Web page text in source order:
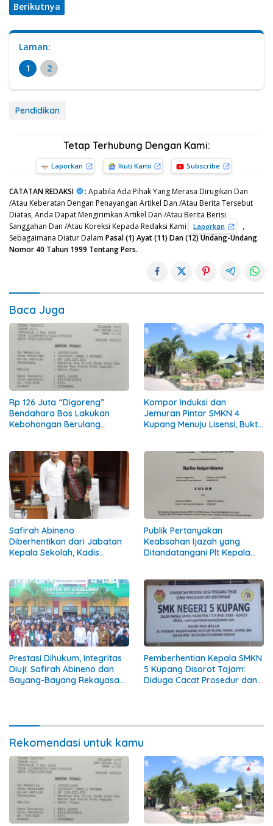
Berikutnya
Laman:
1
2
Pendidikan
Tetap Terhubung Dengan Kami:
Laporkan Ikuti Kami Subscribe
CATATAN REDAKSI : Apabila Ada Pihak Yang Merasa Dirugikan Dan
/Atau Keberatan Dengan Penayangan Artikel Dan /Atau Berita Tersebut
Diatas, Anda Dapat Mengirimkan Artikel Dan /Atau Berita Berisi
Sanggahan Dan /Atau Koreksi Kepada Redaksi Kami
Laporkan
,
Sebagaimana Diatur Dalam Pasal (1) Ayat (11) Dan (12) Undang-Undang
Nomor 40 Tahun 1999 Tentang Pers.
Baca Juga
Rp 126 Juta “Digoreng”
Bendahara Bos Lakukan
Kebohongan Berulang
Kompor Induksi dan
Jemuran Pintar SMKN 4
Kupang Menuju Lisensi, Bukti
Safirah Abineno
Diberhentikan dari Jabatan
Kepala Sekolah, Kadis
Publik Pertanyakan
Keabsahan Ijazah yang
Ditandatangani Plt Kepala
Prestasi Dihukum, Integritas
Diuji: Safirah Abineno dan
Bayang-Bayang Rekayasa
Pemberhentian Kepala SMKN
5 Kupang Disorot Tajam:
Diduga Cacat Prosedur dan
Rekomendasi untuk kamu